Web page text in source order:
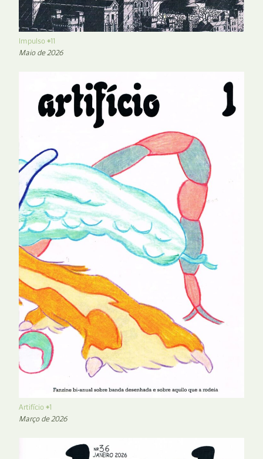
Impulso #11
Maio de 2026
Artifício #1
Março de 2026